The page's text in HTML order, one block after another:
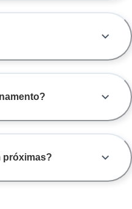
próximas?